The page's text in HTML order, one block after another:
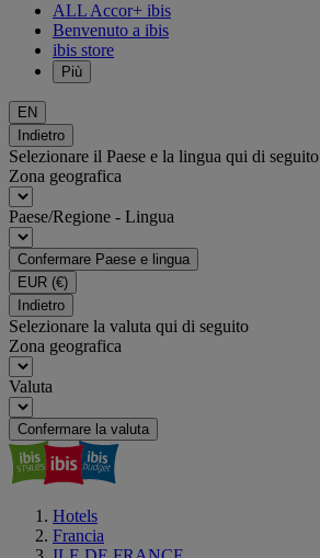
ALL Accor+ ibis
Benvenuto a ibis
ibis store
Più
EN
Indietro
Selezionare il Paese e la lingua qui di seguito
Zona geografica
Paese/Regione - Lingua
Confermare Paese e lingua
EUR (€)
Indietro
Selezionare la valuta qui di seguito
Zona geografica
Valuta
Confermare la valuta
Hotels
Francia